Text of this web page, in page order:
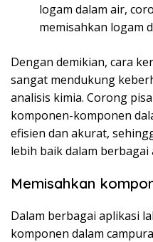
logam dalam air,
memisahkan logam
Dengan demikian, cara
sangat mendukung
analisis kimia. Corong
komponen-komponen
efisien dan akurat,
lebih baik dalam berbagai
Memisahkan
Dalam berbagai aplikasi
komponen dalam